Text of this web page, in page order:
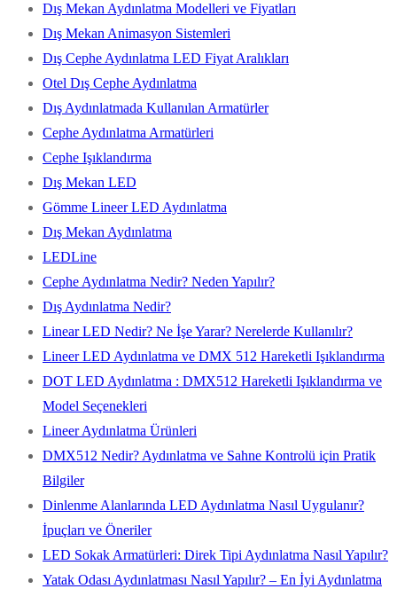
Dış Mekan Aydınlatma Modelleri ve Fiyatları
Dış Mekan Animasyon Sistemleri
Dış Cephe Aydınlatma LED Fiyat Aralıkları
Otel Dış Cephe Aydınlatma
Dış Aydınlatmada Kullanılan Armatürler
Cephe Aydınlatma Armatürleri
Cephe Işıklandırma
Dış Mekan LED
Gömme Lineer LED Aydınlatma
Dış Mekan Aydınlatma
LEDLine
Cephe Aydınlatma Nedir? Neden Yapılır?
Dış Aydınlatma Nedir?
Linear LED Nedir? Ne İşe Yarar? Nerelerde Kullanılır?
Lineer LED Aydınlatma ve DMX 512 Hareketli Işıklandırma
DOT LED Aydınlatma : DMX512 Hareketli Işıklandırma ve
Model Seçenekleri
Lineer Aydınlatma Ürünleri
DMX512 Nedir? Aydınlatma ve Sahne Kontrolü için Pratik
Bilgiler
Dinlenme Alanlarında LED Aydınlatma Nasıl Uygulanır?
İpuçları ve Öneriler
LED Sokak Armatürleri: Direk Tipi Aydınlatma Nasıl Yapılır?
Yatak Odası Aydınlatması Nasıl Yapılır? – En İyi Aydınlatma